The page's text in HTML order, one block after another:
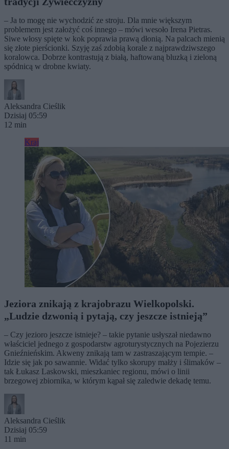
– Ja to mogę nie wychodzić ze stroju. Dla mnie większym
problemem jest założyć coś innego – mówi wesoło Irena Pietras.
Siwe włosy spięte w kok poprawia prawą dłonią. Na palcach mienią
się złote pierścionki. Szyję zaś zdobią korale z najprawdziwszego
koralowca. Dobrze kontrastują z białą, haftowaną bluzką i zieloną
spódnicą w drobne kwiaty.
Aleksandra Cieślik
Dzisiaj 05:59
12 min
Kraj
Jeziora znikają z krajobrazu Wielkopolski.
„Ludzie dzwonią i pytają, czy jeszcze istnieją”
– Czy jezioro jeszcze istnieje? – takie pytanie usłyszał niedawno
właściciel jednego z gospodarstw agroturystycznych na Pojezierzu
Gnieźnieńskim. Akweny znikają tam w zastraszającym tempie. –
Idzie się jak po sawannie. Widać tylko skorupy małży i ślimaków –
tak Łukasz Laskowski, mieszkaniec regionu, mówi o linii
brzegowej zbiornika, w którym kąpał się zaledwie dekadę temu.
Aleksandra Cieślik
Dzisiaj 05:59
11 min